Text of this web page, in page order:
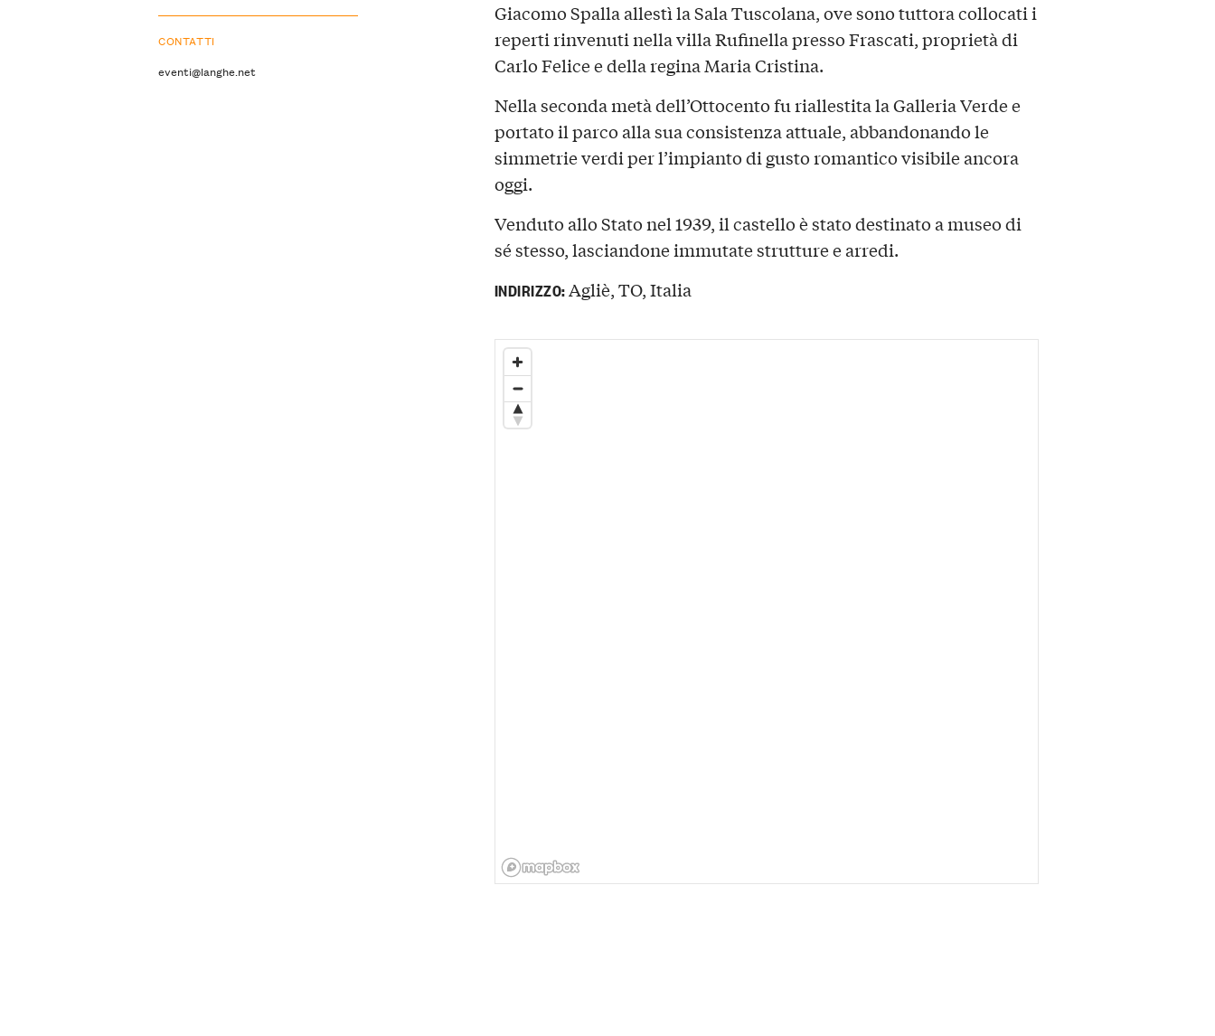
Giacomo Spalla allestì la Sala Tuscolana, ove sono tuttora collocati i
reperti rinvenuti nella villa Rufinella presso Frascati, proprietà di
Carlo Felice e della regina Maria Cristina.
Nella seconda metà dell’Ottocento fu riallestita la Galleria Verde e
portato il parco alla sua consistenza attuale, abbandonando le
simmetrie verdi per l’impianto di gusto romantico visibile ancora
oggi.
Venduto allo Stato nel 1939, il castello è stato destinato a museo di
sé stesso, lasciandone immutate strutture e arredi.
CONTATTI
eventi@langhe.net
INDIRIZZO:Agliè, TO, Italia